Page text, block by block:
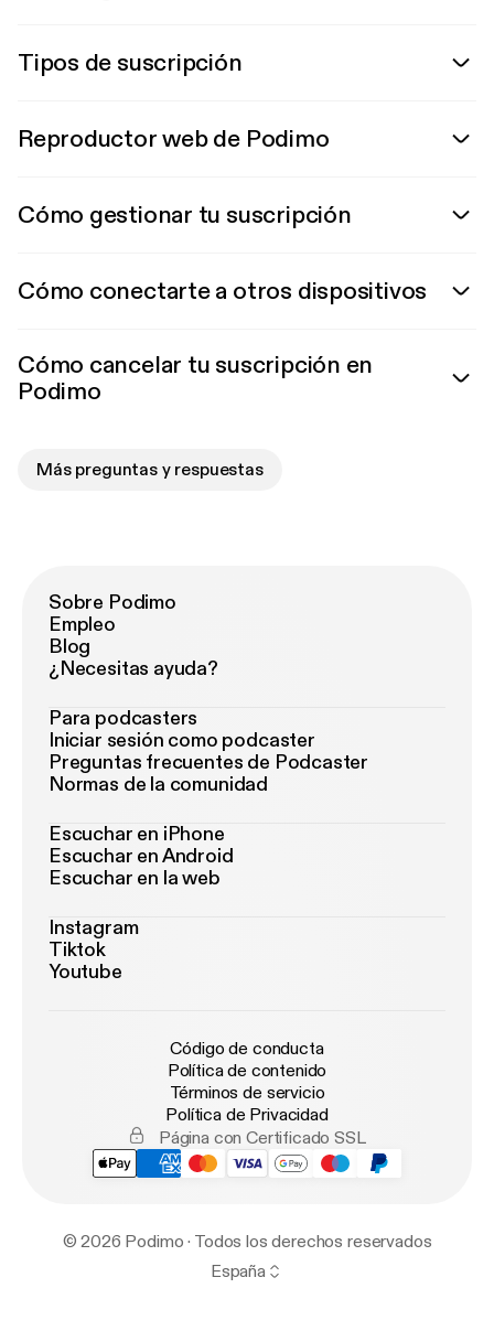
Tipos de suscripción
Reproductor web de Podimo
Cómo gestionar tu suscripción
Cómo conectarte a otros dispositivos
Cómo cancelar tu suscripción en
Podimo
Más preguntas y respuestas
Sobre Podimo
Empleo
Blog
¿Necesitas ayuda?
Para podcasters
Iniciar sesión como podcaster
Preguntas frecuentes de Podcaster
Normas de la comunidad
Escuchar en iPhone
Escuchar en Android
Escuchar en la web
Instagram
Tiktok
Youtube
Código de conducta
Política de contenido
Términos de servicio
Política de Privacidad
Página con Certificado SSL
© 2026 Podimo · Todos los derechos reservados
España